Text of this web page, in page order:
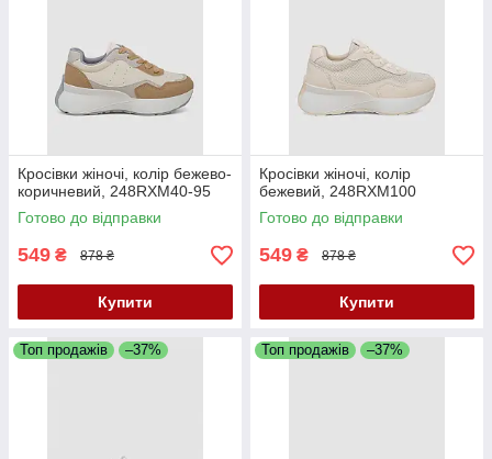
Кросівки жіночі, колір бежево-
коричневий, 248RXM40-95
Готово до відправки
549 ₴ 878 ₴
Купити
Кросівки жіночі, колір
бежевий, 248RXM100
Готово до відправки
549 ₴ 878 ₴
Купити
Топ продажів –37% Топ продажів –37%